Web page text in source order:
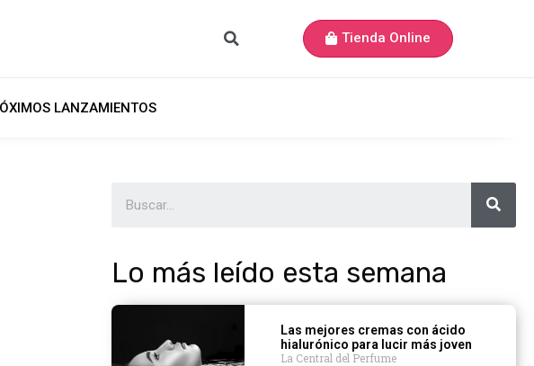
Tienda Online
LANZAMIENTOS
Lo más leído esta semana
Las mejores cremas con ácido
hialurónico para lucir más joven
La Central del Perfume